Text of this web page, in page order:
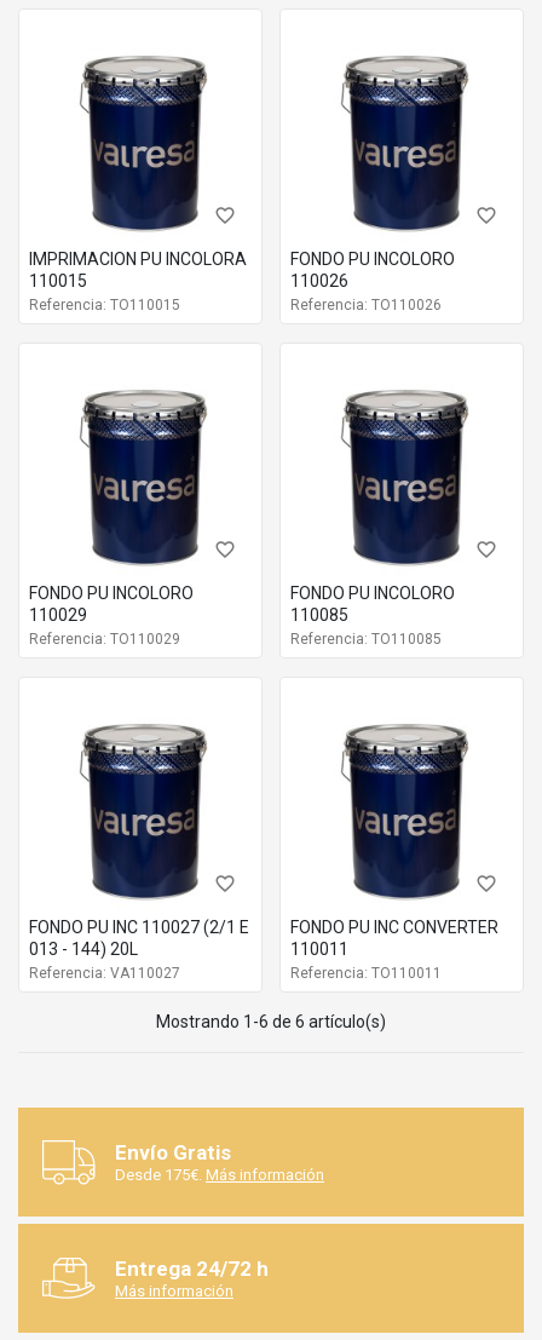
favorite_border
IMPRIMACION PU INCOLORA
110015
Referencia: TO110015
favorite_border
FONDO PU INCOLORO
110026
Referencia: TO110026
favorite_border
FONDO PU INCOLORO
110029
Referencia: TO110029
favorite_border
FONDO PU INCOLORO
110085
Referencia: TO110085
favorite_border
FONDO PU INC 110027 (2/1 E
013 - 144) 20L
Referencia: VA110027
favorite_border
FONDO PU INC CONVERTER
110011
Referencia: TO110011
Mostrando 1-6 de 6 artículo(s)
Envío Gratis
Desde 175€. Más información
Entrega 24/72 h
Más información